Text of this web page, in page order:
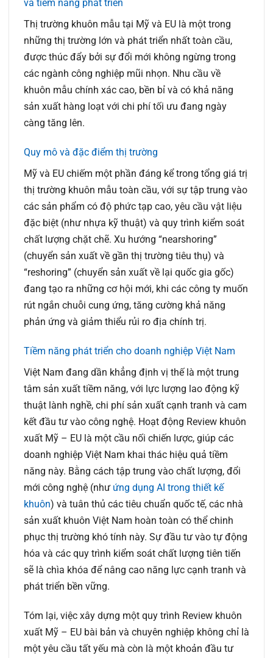
và tiềm năng phát triển
Thị trường khuôn mẫu tại Mỹ và EU là một trong
những thị trường lớn và phát triển nhất toàn cầu,
được thúc đẩy bởi sự đổi mới không ngừng trong
các ngành công nghiệp mũi nhọn. Nhu cầu về
khuôn mẫu chính xác cao, bền bỉ và có khả năng
sản xuất hàng loạt với chi phí tối ưu đang ngày
càng tăng lên.
Quy mô và đặc điểm thị trường
Mỹ và EU chiếm một phần đáng kể trong tổng giá trị
thị trường khuôn mẫu toàn cầu, với sự tập trung vào
các sản phẩm có độ phức tạp cao, yêu cầu vật liệu
đặc biệt (như nhựa kỹ thuật) và quy trình kiểm soát
chất lượng chặt chẽ. Xu hướng “nearshoring”
(chuyển sản xuất về gần thị trường tiêu thụ) và
“reshoring” (chuyển sản xuất về lại quốc gia gốc)
đang tạo ra những cơ hội mới, khi các công ty muốn
rút ngắn chuỗi cung ứng, tăng cường khả năng
phản ứng và giảm thiểu rủi ro địa chính trị.
Tiềm năng phát triển cho doanh nghiệp Việt Nam
Việt Nam đang dần khẳng định vị thế là một trung
tâm sản xuất tiềm năng, với lực lượng lao động kỹ
thuật lành nghề, chi phí sản xuất cạnh tranh và cam
kết đầu tư vào công nghệ. Hoạt động Review khuôn
xuất Mỹ – EU là một cầu nối chiến lược, giúp các
doanh nghiệp Việt Nam khai thác hiệu quả tiềm
năng này. Bằng cách tập trung vào chất lượng, đổi
mới công nghệ (như ứng dụng AI trong thiết kế
khuôn) và tuân thủ các tiêu chuẩn quốc tế, các nhà
sản xuất khuôn Việt Nam hoàn toàn có thể chinh
phục thị trường khó tính này. Sự đầu tư vào tự động
hóa và các quy trình kiểm soát chất lượng tiên tiến
sẽ là chìa khóa để nâng cao năng lực cạnh tranh và
phát triển bền vững.
Tóm lại, việc xây dựng một quy trình Review khuôn
xuất Mỹ – EU bài bản và chuyên nghiệp không chỉ là
một yêu cầu tất yếu mà còn là một khoản đầu tư